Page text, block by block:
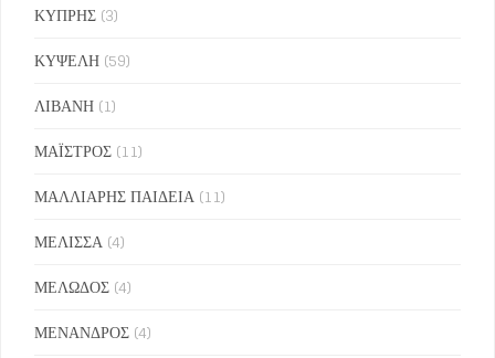
ΚΥΠΡΗΣ (3)
ΚΥΨΕΛΗ (59)
ΛΙΒΑΝΗ (1)
ΜΑΪΣΤΡΟΣ (11)
ΜΑΛΛΙΑΡΗΣ ΠΑΙΔΕΙΑ (11)
ΜΕΛΙΣΣΑ (4)
ΜΕΛΩΔΟΣ (4)
ΜΕΝΑΝΔΡΟΣ (4)